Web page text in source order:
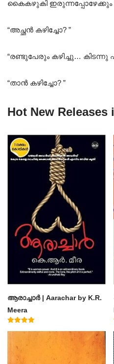
കൈകഴുകി ഇരുന്നപ്പോഴേക്കും
“അച്ഛൻ കഴിച്ചോ? ”
“രണ്ടുപേരും കഴിച്ചു…
“താൻ കഴിച്ചോ? ”
Hot New Releases
ആരാച്ചാര്‍ | Aarachar by K.R.
Meera